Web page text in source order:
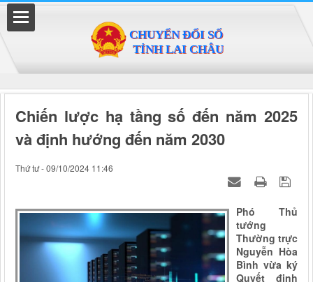
Chiến lược hạ tầng số đến năm 2025
và định hướng đến năm 2030
Thứ tư - 09/10/2024 11:46
Phó Thủ
tướng
Thường trực
Nguyễn Hòa
Bình vừa ký
Quyết định
Đã kết nối EMC